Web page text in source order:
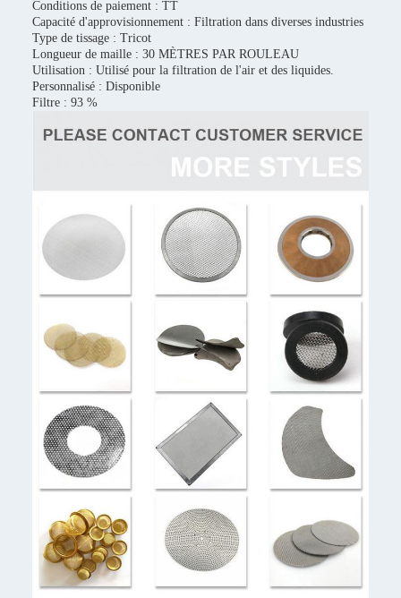
Conditions de paiement : TT
Capacité d'approvisionnement : Filtration dans diverses industries
Type de tissage : Tricot
Longueur de maille : 30 MÈTRES PAR ROULEAU
Utilisation : Utilisé pour la filtration de l'air et des liquides.
Personnalisé : Disponible
Filtre : 93 %